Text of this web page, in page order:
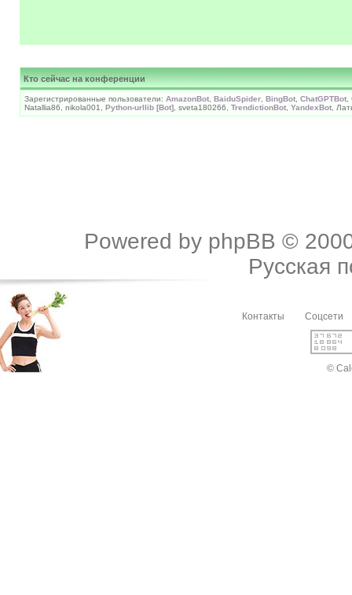
Кто сейчас на конференции
Зарегистрированные пользователи: AmazonBot BaiduSpider BingBot ChatGPTBot
Natallia86, nikola001, Python-urllib [Bot] , sveta180266, TrendictionBot YandexBot ,
Powered by phpBB ©
Русская
Контакты Соцсети
©